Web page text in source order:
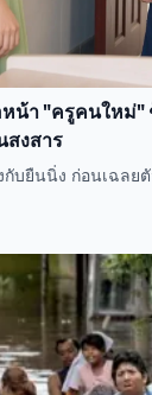
หน้า "ครูคนใหม่
สงสาร
กับยืนนิ่ง ก่อนเฉลย